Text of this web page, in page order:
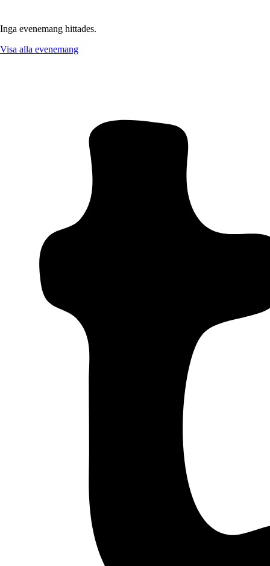
Inga evenemang hittades.
Visa alla evenemang